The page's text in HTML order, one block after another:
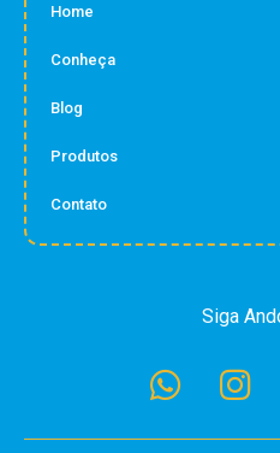
Home
Conheça
Blog
Produtos
Contato
Siga